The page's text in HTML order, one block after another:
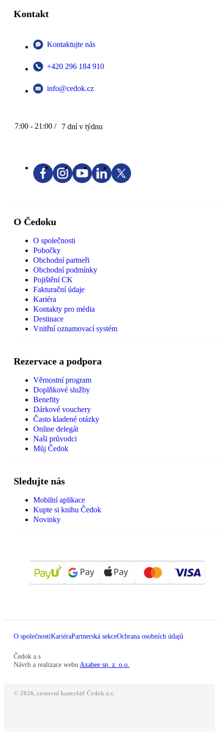
Kontakt
Kontaktujte nás
+420 296 184 910
info@cedok.cz
7:00 - 21:00 / 7 dní v týdnu
O Čedoku
O společnosti
Pobočky
Obchodní partneři
Obchodní podmínky
Pojištění CK
Fakturační údaje
Kariéra
Kontakty pro média
Destinace
Vnitřní oznamovací systém
Rezervace a podpora
Věrnostní program
Doplňkové služby
Benefity
Dárkové vouchery
Často kladené otázky
Online delegát
Naši průvodci
Můj Čedok
Sledujte nás
Mobilní aplikace
Kupte si knihu Čedok
Novinky
O společnostiKariéraPartnerská sekceOchrana osobních údajů
Čedok a.s
Návrh a realizace webu Axabee sp. z. o.o.
© 2026, cestovní kancelář Čedok a.s.